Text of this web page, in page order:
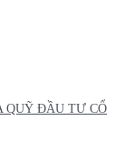
QUỸ ĐẦU TƯ CỔ